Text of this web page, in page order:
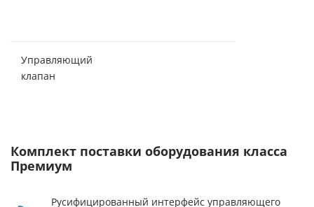
Управляющий
клапан
Комплект поставки оборудования класса
Премиум
Русифицированный интерфейс управляющего